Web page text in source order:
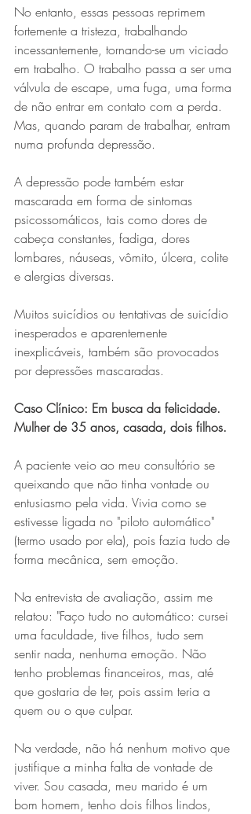
No entanto, essas pessoas reprimem
fortemente a tristeza, trabalhando
incessantemente, tornando-se um viciado
em trabalho. O trabalho passa a ser uma
válvula de escape, uma fuga, uma forma
de não entrar em contato com a perda.
Mas, quando param de trabalhar, entram
numa profunda depressão.
A depressão pode também estar
mascarada em forma de sintomas
psicossomáticos, tais como dores de
cabeça constantes, fadiga, dores
lombares, náuseas, vômito, úlcera, colite
e alergias diversas.
Muitos suicídios ou tentativas de suicídio
inesperados e aparentemente
inexplicáveis, também são provocados
por depressões mascaradas.
Caso Clínico: Em busca da felicidade.
Mulher de 35 anos, casada, dois filhos.
A paciente veio ao meu consultório se
queixando que não tinha vontade ou
entusiasmo pela vida. Vivia como se
estivesse ligada no "piloto automático"
(termo usado por ela), pois fazia tudo de
forma mecânica, sem emoção.
Na entrevista de avaliação, assim me
relatou: "Faço tudo no automático: cursei
uma faculdade, tive filhos, tudo sem
sentir nada, nenhuma emoção. Não
tenho problemas financeiros, mas, até
que gostaria de ter, pois assim teria a
quem ou o que culpar.
Na verdade, não há nenhum motivo que
justifique a minha falta de vontade de
viver. Sou casada, meu marido é um
bom homem, tenho dois filhos lindos,